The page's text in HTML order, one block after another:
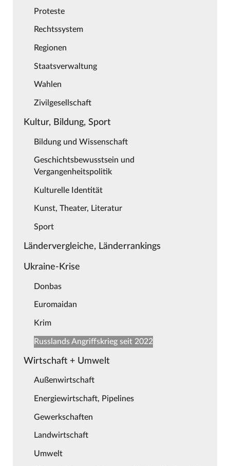
Proteste
Rechtssystem
Regionen
Staatsverwaltung
Wahlen
Zivilgesellschaft
Kultur, Bildung, Sport
Bildung und Wissenschaft
Geschichtsbewusstsein und
Vergangenheitspolitik
Kulturelle Identität
Kunst, Theater, Literatur
Sport
Ländervergleiche, Länderrankings
Ukraine-Krise
Donbas
Euromaidan
Krim
Russlands Angriffskrieg seit 2022
Wirtschaft + Umwelt
Außenwirtschaft
Energiewirtschaft, Pipelines
Gewerkschaften
Landwirtschaft
Umwelt